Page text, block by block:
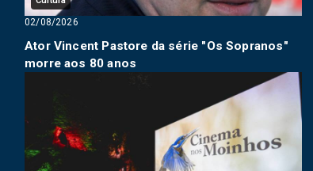
02/08/2026
Ator Vincent Pastore da série "Os Sopranos"
morre aos 80 anos